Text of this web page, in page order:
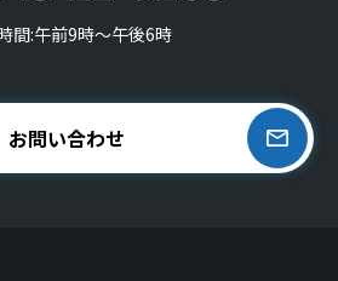
間:午前9時〜午後6時
お問い合わせ